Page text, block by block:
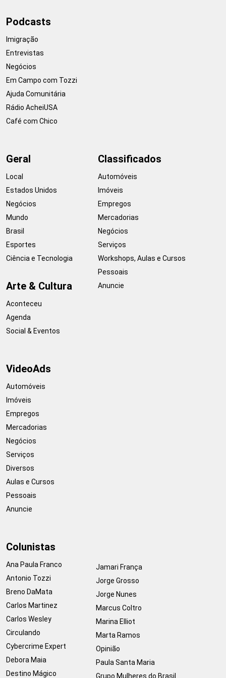
Podcasts
Imigração
Entrevistas
Negócios
Em Campo com Tozzi
Ajuda Comunitária
Rádio AcheiUSA
Café com Chico
Geral
Local
Estados Unidos
Negócios
Mundo
Brasil
Esportes
Ciência e Tecnologia
Arte & Cultura
Aconteceu
Agenda
Social & Eventos
Classificados
Automóveis
Imóveis
Empregos
Mercadorias
Negócios
Serviços
Workshops, Aulas e Cursos
Pessoais
Anuncie
VideoAds
Automóveis
Imóveis
Empregos
Mercadorias
Negócios
Serviços
Diversos
Aulas e Cursos
Pessoais
Anuncie
Colunistas
Ana Paula Franco
Antonio Tozzi
Breno DaMata
Carlos Martinez
Carlos Wesley
Circulando
Cybercrime Expert
Debora Maia
Destino Mágico
Jamari França
Jorge Grosso
Jorge Nunes
Marcus Coltro
Marina Elliot
Marta Ramos
Opinião
Paula Santa Maria
Grupo Mulheres do Brasil